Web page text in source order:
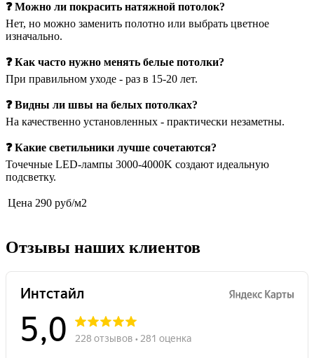
❓ Можно ли покрасить натяжной потолок?
Нет, но можно заменить полотно или выбрать цветное
изначально.
❓ Как часто нужно менять белые потолки?
При правильном уходе - раз в 15-20 лет.
❓ Видны ли швы на белых потолках?
На качественно установленных - практически незаметны.
❓ Какие светильники лучше сочетаются?
Точечные LED-лампы 3000-4000K создают идеальную
подсветку.
Цена 290 руб/м2
Отзывы наших клиентов